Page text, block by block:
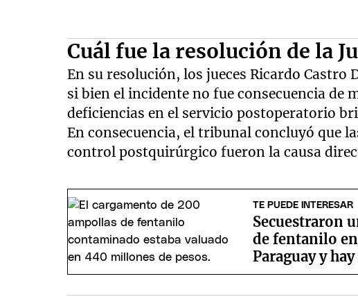
Cuál fue la resolución de la
En su resolución, los jueces Ricardo Castro
si bien el incidente no fue consecuencia de
deficiencias en el servicio postoperatorio
En consecuencia, el tribunal concluyó que
control postquirúrgico fueron la causa
TE PUEDE INTERESAR
Secuestraron
de fentanilo
Paraguay y